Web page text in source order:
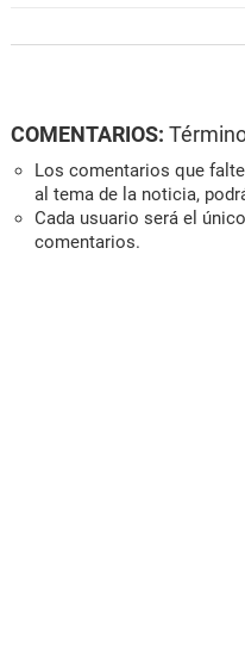
COMENTARIOS:
Los comentarios que
al tema de la noticia,
Cada usuario será el
comentarios.